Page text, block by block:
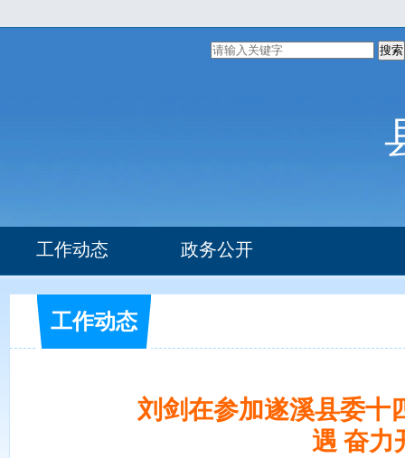
搜索
工作动态 政务公开
组织机构 部门文件
工作动态
刘剑在参加遂溪县委十
遇 奋力